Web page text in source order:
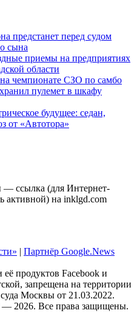
предстанет перед судом
сына
приемы на предприятиях
области
чемпионате СЗО по самбо
пулемет в шкафу
будущее: седан,
от «Автотора»
ссылка (для Интернет-
активной) на inklgd.com
| Партнёр Google.News
продуктов Facebook и
запрещена на территории
Москвы от 21.03.2022.
— 2026. Все права защищены.